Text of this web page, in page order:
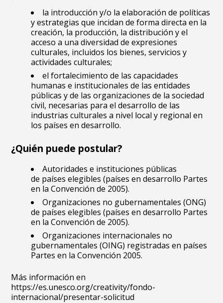
la introducción y/o la elaboración de políticas
y estrategias que incidan de forma directa en la
creación, la producción, la distribución y el
acceso a una diversidad de expresiones
culturales, incluidos los bienes, servicios y
actividades culturales;
el fortalecimiento de las capacidades
humanas e institucionales de las entidades
públicas y de las organizaciones de la sociedad
civil, necesarias para el desarrollo de las
industrias culturales a nivel local y regional en
los países en desarrollo.
¿Quién puede postular?
Autoridades e instituciones públicas
de países elegibles (países en desarrollo Partes
en la Convención de 2005).
Organizaciones no gubernamentales (ONG)
de países elegibles (países en desarrollo Partes
en la Convención de 2005).
Organizaciones internacionales no
gubernamentales (OING) registradas en países
Partes en la Convención 2005.
Más información en
https://es.unesco.org/creativity/fondo-
internacional/presentar-solicitud